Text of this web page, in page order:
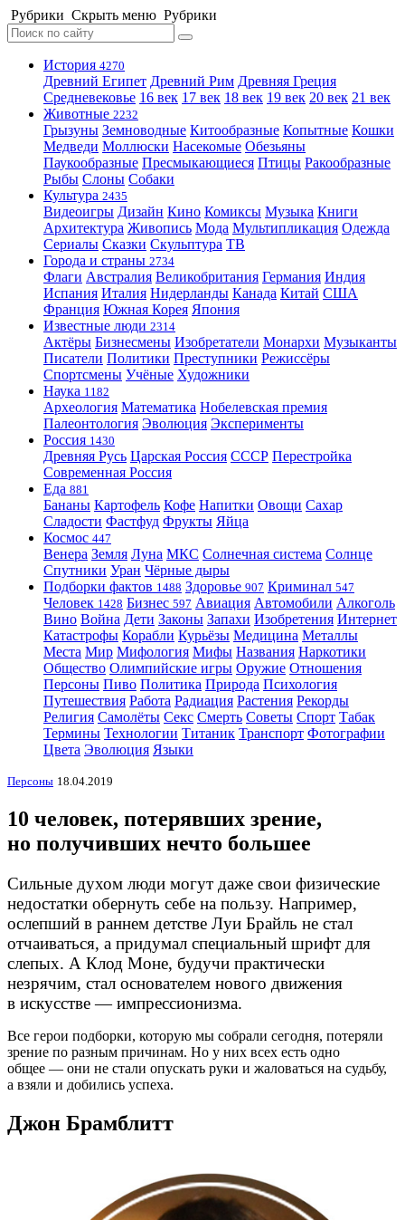
Рубрики Скрыть меню Рубрики
История 4270
Древний Египет Древний Рим Древняя Греция
Средневековье 16 век 17 век 18 век 19 век 20 век 21 век
Животные 2232
Грызуны Земноводные Китообразные Копытные Кошки
Медведи Моллюски Насекомые Обезьяны
Паукообразные Пресмыкающиеся Птицы Ракообразные
Рыбы Слоны Собаки
Культура 2435
Видеоигры Дизайн Кино Комиксы Музыка Книги
Архитектура Живопись Мода Мультипликация Одежда
Сериалы Сказки Скульптура ТВ
Города и страны 2734
Флаги Австралия Великобритания Германия Индия
Испания Италия Нидерланды Канада Китай США
Франция Южная Корея Япония
Известные люди 2314
Актёры Бизнесмены Изобретатели Монархи Музыканты
Писатели Политики Преступники Режиссёры
Спортсмены Учёные Художники
Наука 1182
Археология Математика Нобелевская премия
Палеонтология Эволюция Эксперименты
Россия 1430
Древняя Русь Царская Россия СССР Перестройка
Современная Россия
Еда 881
Бананы Картофель Кофе Напитки Овощи Сахар
Сладости Фастфуд Фрукты Яйца
Космос 447
Венера Земля Луна МКС Солнечная система Солнце
Спутники Уран Чёрные дыры
Подборки фактов 1488 Здоровье 907 Криминал 547
Человек 1428 Бизнес 597 Авиация Автомобили Алкоголь
Вино Война Дети Законы Запахи Изобретения Интернет
Катастрофы Корабли Курьёзы Медицина Металлы
Места Мир Мифология Мифы Названия Наркотики
Общество Олимпийские игры Оружие Отношения
Персоны Пиво Политика Природа Психология
Путешествия Работа Радиация Растения Рекорды
Религия Самолёты Секс Смерть Советы Спорт Табак
Термины Технологии Титаник Транспорт Фотографии
Цвета Эволюция Языки
Персоны 18.04.2019
10 человек, потерявших зрение,
но получивших нечто большее
Сильные духом люди могут даже свои физические
недостатки обернуть себе на пользу. Например,
ослепший в раннем детстве Луи Брайль не стал
отчаиваться, а придумал специальный шрифт для
слепых. А Клод Моне, будучи практически
незрячим, стал основателем нового движения
в искусстве — импрессионизма.
Все герои подборки, которую мы собрали сегодня, потеряли
зрение по разным причинам. Но у них всех есть одно
общее — они не стали опускать руки и жаловаться на судьбу,
а взяли и добились успеха.
Джон Брамблитт